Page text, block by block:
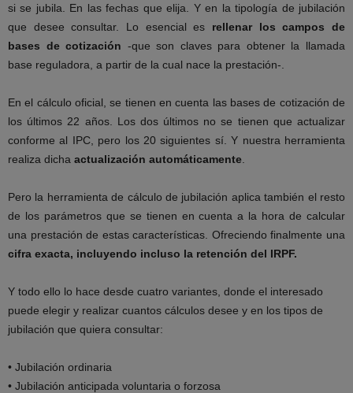
si se jubila. En lasfechas que elija. Y en la tipología de jubilación
que desee consultar. Lo esencial es rellenar los campos de
bases de cotización -que son claves para obtener la llamada
base reguladora, a partir de la cual nace la prestación-.
En el cálculo oficial, se tienen en cuenta las bases de cotización de
los últimos 22 años. Los dos últimos no se tienen que actualizar
conforme al IPC, pero los 20 siguientes sí. Y nuestra herramienta
realiza dicha actualización automáticamente
Pero la herramienta de cálculo de jubilación aplica también el resto
de los parámetros que se tienen en cuenta a la hora de calcular
una prestación de estas características. Ofreciendo finalmente una
cifra exacta, incluyendo incluso la retención del IRPF.
Y todo ello lo hace desde cuatro variantes, donde el interesado
puede elegir y realizar cuantos cálculos desee y en los tipos de
jubilación que quiera consultar:
• Jubilación ordinaria
• Jubilación anticipada voluntaria o forzosa